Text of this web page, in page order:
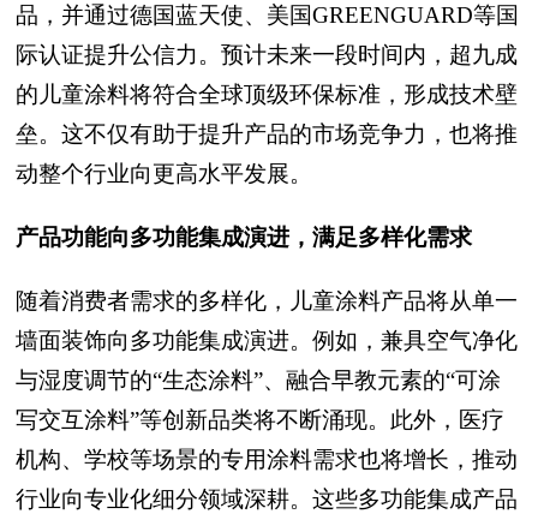
品，并通过德国蓝天使、美国GREENGUARD等国
际认证提升公信力。预计未来一段时间内，超九成
的儿童涂料将符合全球顶级环保标准，形成技术壁
垒。这不仅有助于提升产品的市场竞争力，也将推
动整个行业向更高水平发展。
产品功能向多功能集成演进，满足多样化需求
随着消费者需求的多样化，儿童涂料产品将从单一
墙面装饰向多功能集成演进。例如，兼具空气净化
与湿度调节的“生态涂料”、融合早教元素的“可涂
写交互涂料”等创新品类将不断涌现。此外，医疗
机构、学校等场景的专用涂料需求也将增长，推动
行业向专业化细分领域深耕。这些多功能集成产品